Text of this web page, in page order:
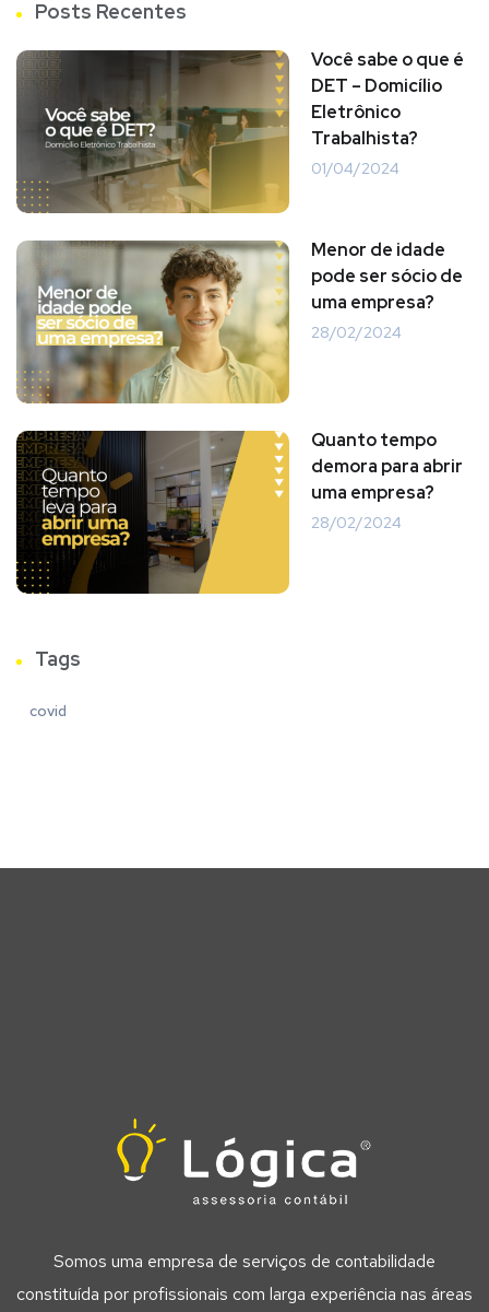
Posts Recentes
Você sabe o que é
DET – Domicílio
Eletrônico
Trabalhista?
01/04/2024
Menor de idade
pode ser sócio de
uma empresa?
28/02/2024
Quanto tempo
demora para abrir
uma empresa?
28/02/2024
Tags
covid
Somos uma empresa de serviços de contabilidade
constituída por profissionais com larga experiência nas áreas